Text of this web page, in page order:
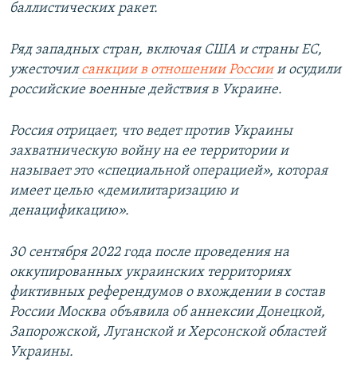
баллистических ракет.
Ряд западных стран, включая США и страны ЕС,
ужесточилсанкции в отношении Россиии осудили
российские военные действия в Украине.
Россия отрицает, что ведет против Украины
захватническую войну на ее территории и
называет это «специальной операцией», которая
имеет целью «демилитаризацию и
денацификацию».
30 сентября 2022 года после проведения на
оккупированных украинских территориях
фиктивных референдумов о вхождении в состав
России Москва объявила об аннексии Донецкой,
Запорожской, Луганской и Херсонской областей
Украины.